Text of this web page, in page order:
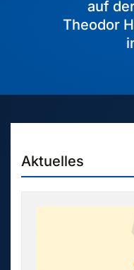
auf
Theodor
Aktuelles